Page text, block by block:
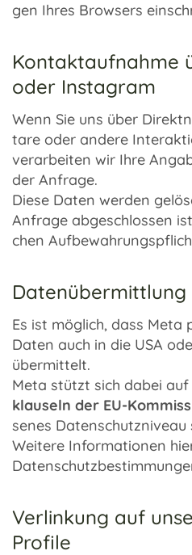
gen Ihres Brow­sers
Kontaktaufnahme
oder Instagram
Wenn Sie uns über
tare oder andere
verar­bei­ten wir Ihre
der Anfrage.
Diese Daten werden
Anfrage abge­schlos­sen
chen
Es ist möglich, dass Meta
Daten auch in die USA
über­mit­telt.
Meta stützt sich dabei auf
klau­seln der EU-
se­nes Daten­schutz­ni­veau
Weitere Infor­ma­tio­nen
Verlinkung auf
Profile